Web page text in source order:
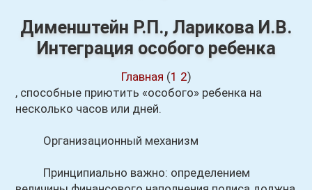
Дименштейн Р.П., Ларикова И.В.
Интеграция особого ребенка
Главная (1 2)
, способные приютить «особого» ребенка на
несколько часов или дней.
Организационный механизм
Принципиально важно: определением